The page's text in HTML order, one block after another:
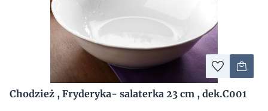
Chodzież , Fryderyka- salaterka 23 cm , dek.C001